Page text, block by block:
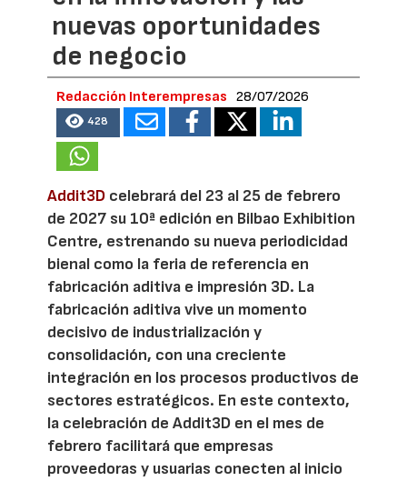
nuevas oportunidades
de negocio
Redacción Interempresas 28/07/2026
428
Addit3D celebrará del 23 al 25 de febrero
de 2027 su 10ª edición en Bilbao Exhibition
Centre, estrenando su nueva periodicidad
bienal como la feria de referencia en
fabricación aditiva e impresión 3D. La
fabricación aditiva vive un momento
decisivo de industrialización y
consolidación, con una creciente
integración en los procesos productivos de
sectores estratégicos. En este contexto,
la celebración de Addit3D en el mes de
febrero facilitará que empresas
proveedoras y usuarias conecten al inicio